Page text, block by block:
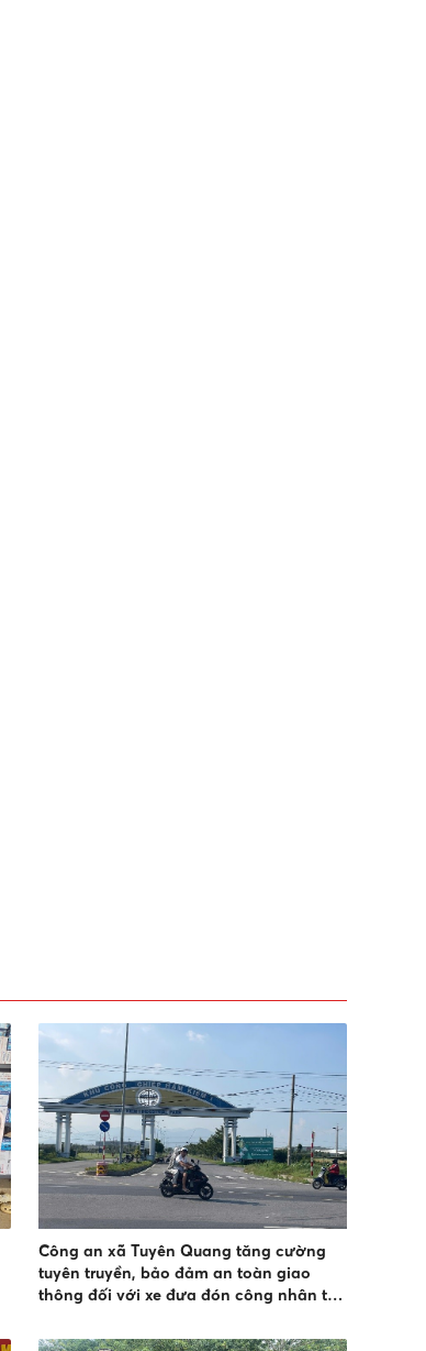
Công an xã Tuyên Quang tăng cường
tuyên truyền, bảo đảm an toàn giao
thông đối với xe đưa đón công nhân tại